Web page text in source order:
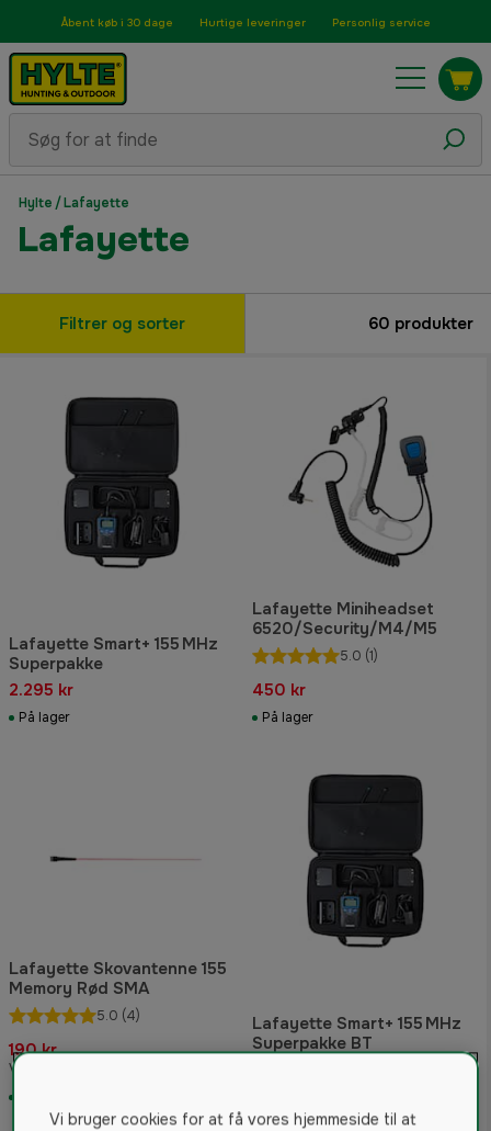
Åbent køb i 30 dage Hurtige leveringer Personlig service
Hylte /Lafayette
Lafayette
Filtrer og sorter 60 produkter
Lafayette Smart+ 155 MHz
Superpakke
2.295 kr
På lager
Lafayette Miniheadset
6520/Security/M4/M5
5.0 (1)
450 kr
På lager
Lafayette Skovantenne 155
Memory Rød SMA
5.0 (4)
190 kr
Vejled. pris 262 kr
Lafayette Smart+ 155 MHz
Superpakke BT
Vi bruger cookies for at få vores hjemmeside til at